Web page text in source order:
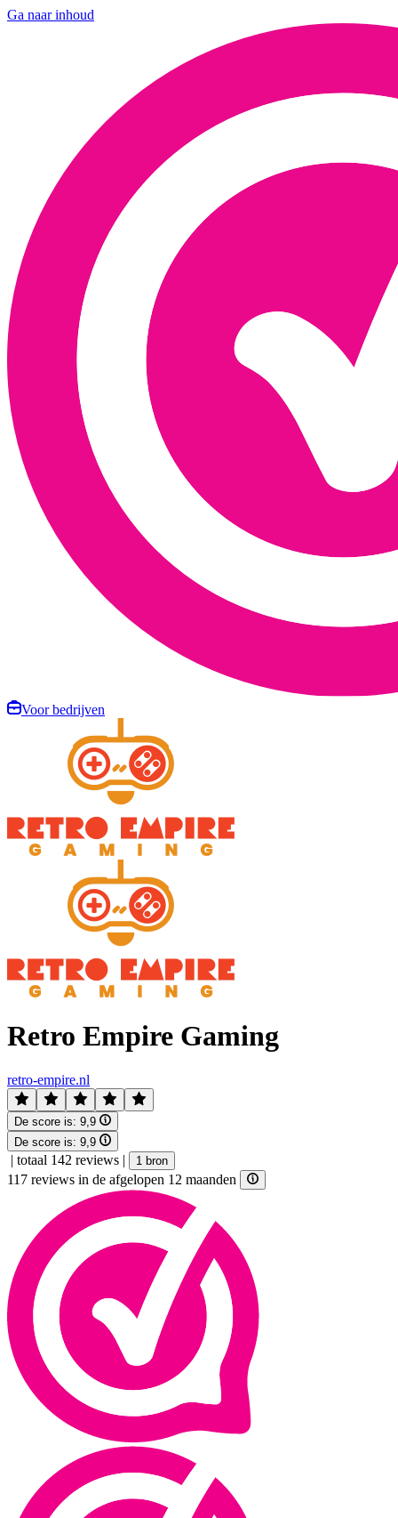
Ga naar inhoud
Voor bedrijven
Retro Empire Gaming
retro-empire.nl
De score is: 9,9
De score is: 9,9
| totaal 142 reviews | 1 bron
117 reviews in de afgelopen 12 maanden